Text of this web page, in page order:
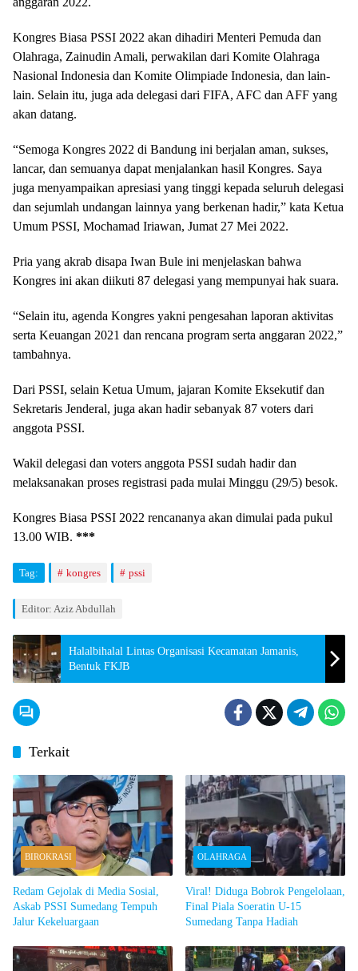
Kongres Biasa PSSI 2022 akan dihadiri Menteri Pemuda dan
Olahraga, Zainudin Amali, perwakilan dari Komite Olahraga
Nasional Indonesia dan Komite Olimpiade Indonesia, dan lain-
lain. Selain itu, juga ada delegasi dari FIFA, AFC dan AFF yang
akan datang.
“Semoga Kongres 2022 di Bandung ini berjalan aman, sukses,
lancar, dan semuanya dapat menjalankan hasil Kongres. Saya
juga menyampaikan apresiasi yang tinggi kepada seluruh delegasi
dan sejumlah undangan lainnya yang berkenan hadir,” kata Ketua
Umum PSSI, Mochamad Iriawan, Jumat 27 Mei 2022.
Pria yang akrab disapa Iwan Bule ini menjelaskan bahwa
Kongres ini akan diikuti 87 delegasi yang mempunyai hak suara.
“Selain itu, agenda Kongres yakni pengesahan laporan aktivitas
serta Keuangan 2021 dan rencana program serta anggaran 2022,”
tambahnya.
Dari PSSI, selain Ketua Umum, jajaran Komite Eksekutif dan
Sekretaris Jenderal, juga akan hadir sebanyak 87 voters dari
anggota PSSI.
Wakil delegasi dan voters anggota PSSI sudah hadir dan
melaksanakan proses registrasi pada mulai Minggu (29/5) besok.
Kongres Biasa PSSI 2022 rencananya akan dimulai pada pukul
13.00 WIB. ***
Tag: kongres pssi
Editor: Aziz Abdullah
Halalbihalal Lintas Organisasi Kecamatan Jamanis,
Bentuk FKJB
Terkait
BIROKRASI
Redam Gejolak di Media Sosial,
Askab PSSI Sumedang Tempuh
Jalur Kekeluargaan
OLAHRAGA
Viral! Diduga Bobrok Pengelolaan,
Final Piala Soeratin U-15
Sumedang Tanpa Hadiah